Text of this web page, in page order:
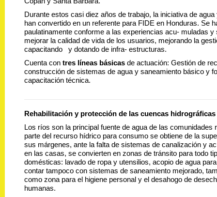
Durante estos casi diez años de trabajo, la iniciativa de
han convertido en un referente para FIDE en Honduras. Se
paulatinamente conforme a las experiencias acu- muladas y
mejorar la calidad de vida de los usuarios, mejorando la
capacitando y dotando de infra- estructuras.
Cuenta con tres líneas básicas de actuación: Gestión de
construcción de sistemas de agua y saneamiento básico y
capacitación técnica.
Rehabilitación y protección de las cuencas hidrográficas
Los ríos son la principal fuente de agua de las comunidades
parte del recurso hídrico para consumo se obtiene de la
sus márgenes, ante la falta de sistemas de canalización y
en las casas, se convierten en zonas de tránsito para todo
domésticas: lavado de ropa y utensilios, acopio de agua
contar tampoco con sistemas de saneamiento mejorado,
como zona para el higiene personal y el desahogo de
humanas.